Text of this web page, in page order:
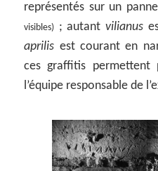
représentés sur un
visibles) ; autant vilianus
aprilis est courant en
ces graffitis permettent
l’équipe responsable de